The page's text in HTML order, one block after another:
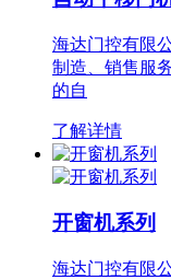
海达门控有限
制造、销售服
的自
了解详情
开窗机系列
海达门控有限